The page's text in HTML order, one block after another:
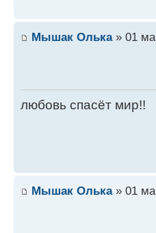
Мышак Олька» 01
любовь спасёт мир!!
Мышак Олька» 01